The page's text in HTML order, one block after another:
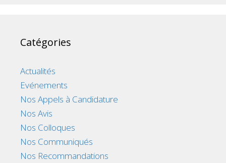
Catégories
Actualités
Evénements
Nos Appels à Candidature
Nos Avis
Nos Colloques
Nos Communiqués
Nos Recommandations